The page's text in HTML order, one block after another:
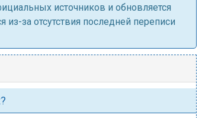
источников и обновляется
за отсутствия последней переписи